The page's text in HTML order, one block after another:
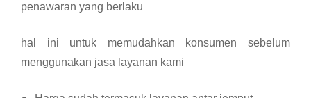
penawaran yang berlaku
hal ini untuk memudahkan konsumen sebelum
menggunakan jasa layanan kami